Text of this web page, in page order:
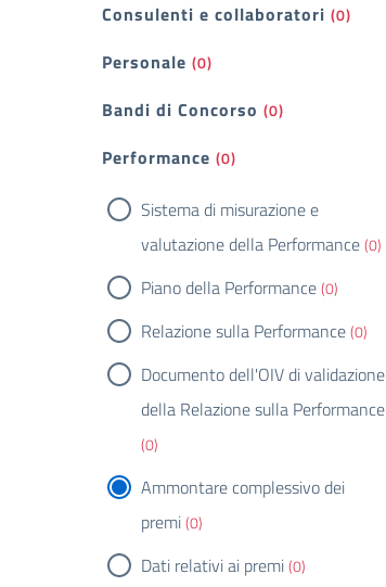
Consulenti e collaboratori (0)
Personale (0)
Bandi di Concorso (0)
Performance (0)
Sistema di misurazione e
valutazione della Performance(0)
Piano della Performance(0)
Relazione sulla Performance(0)
Documento dell'OIV di validazione
della Relazione sulla Performance
(0)
Ammontare complessivo dei
premi(0)
Dati relativi ai premi(0)